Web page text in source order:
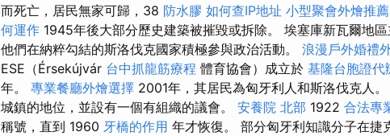
而死亡，居民無家可歸，38 防水膠 如何查IP地址 小型聚會外燴推薦
何運作 1945年後大部分歷史建築被摧毀或拆除。 埃塞庫新瓦爾地
他們在納粹勾結的斯洛伐克國家積極參與政治活動。 浪漫戶外婚禮
ESE（Érsekújvár 台中抓龍筋療程 體育協會）成立於 基隆台胞證代
年。 專業餐廳外燴選擇 2001年，其居民為匈牙利人和斯洛伐克人
城鎮的地位，並設有一個有組織的議會。 安養院 北部 1922 合法專
稱號，直到 1960 牙橋的作用 年才恢復。 部分匈牙利知識分子在捷